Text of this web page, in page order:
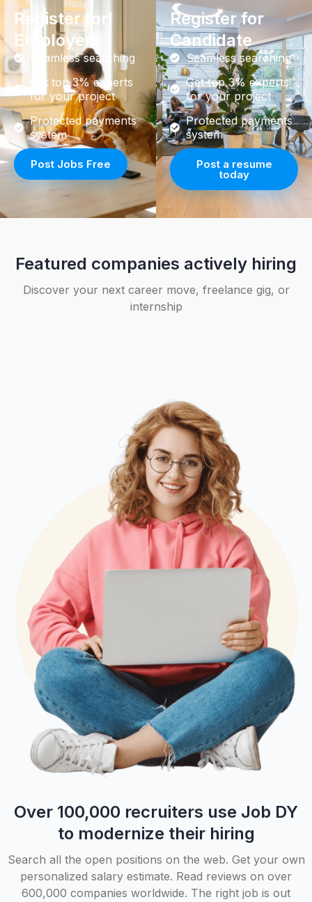
Register for
Employers
Seamless searching
Get top 3% experts
for your project
Protected payments
system
Post Jobs Free
Register for
Candidate
Seamless searching
Get top 3% experts
for your project
Protected payments
system
Post a resume
today
Featured companies actively hiring
Discover your next career move, freelance gig, or
internship
Over 100,000 recruiters use Job DY
to modernize their hiring
Search all the open positions on the web. Get your own
personalized salary estimate. Read reviews on over
600,000 companies worldwide. The right job is out